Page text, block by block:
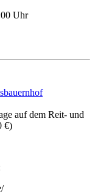
Uhr
auf dem Reit- und
€)